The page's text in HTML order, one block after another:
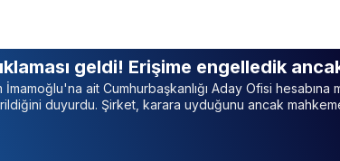
geldi! Erişime engelledik
ait Cumhurbaşkanlığı Aday Ofisi hesabına
duyurdu. Şirket, karara uyduğunu ancak